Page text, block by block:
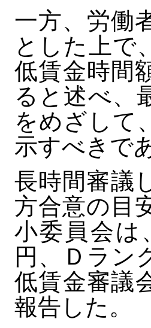
一方、労働
とした上で
低賃金時間
ると述べ、
をめざして
示すべきで
長時間審議
方合意の目
小委員会は
円、Ｄラン
低賃金審議
報告した。